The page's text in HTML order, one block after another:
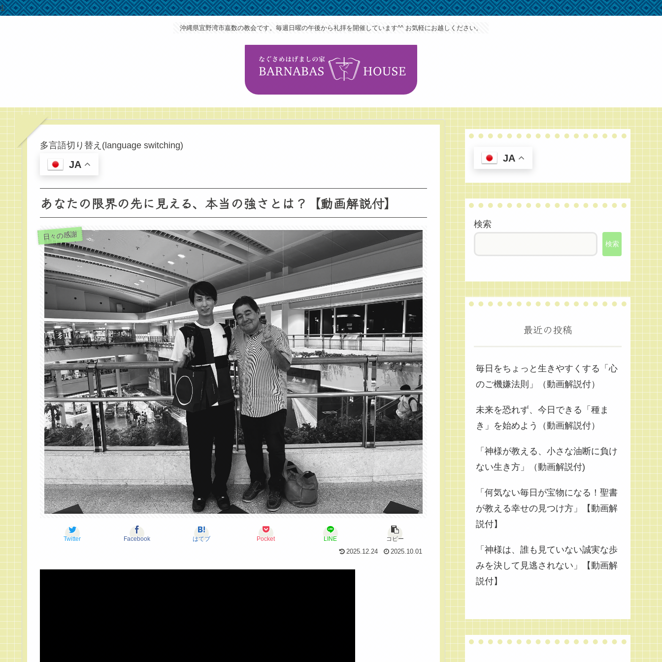
1
沖縄県宜野湾市嘉数の教会です。毎週日曜の午後から礼拝を開催しています^^ お気軽にお越しください。
多言語切り替え(language switching)
JA
あなたの限界の先に見える、本当の強さとは？【動画解説付】
日々の感謝
Twitter Facebook はてブ Pocket LINE
コピー
2025.12.24
2025.10.01
JA
検索
検索
最近の投稿
毎日をちょっと生きやすくする「心
のご機嫌法則」（動画解説付）
未来を恐れず、今日できる「種ま
き」を始めよう（動画解説付）
「神様が教える、小さな油断に負け
ない生き方」（動画解説付)
「何気ない毎日が宝物になる！聖書
が教える幸せの見つけ方」【動画解
説付】
「神様は、誰も見ていない誠実な歩
みを決して見逃されない」【動画解
説付】